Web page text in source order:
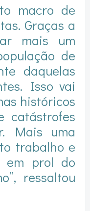
macro de
Graças a
mais um
de
daquelas
Isso vai
históricos
catástrofes
Mais uma
trabalho e
em prol do
ressaltou